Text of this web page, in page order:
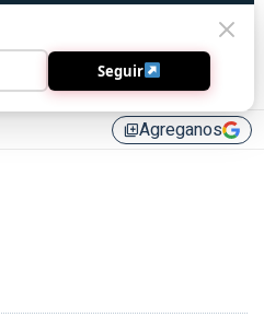
library_addAgreganos
Seguir